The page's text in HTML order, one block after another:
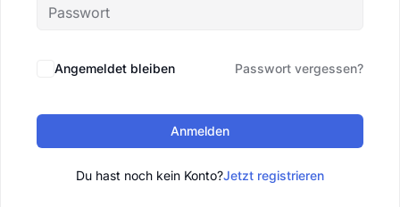
Angemeldet bleiben Passwort vergessen?
Anmelden
Du hast noch kein Konto?Jetzt registrieren